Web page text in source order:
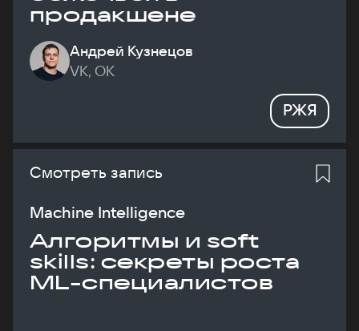
продакшене
Андрей Кузнецов
VK, ОК
РЖЯ
Смотреть запись
Machine Intelligence
Алгоритмы и soft
skills: секреты роста
ML-специалистов